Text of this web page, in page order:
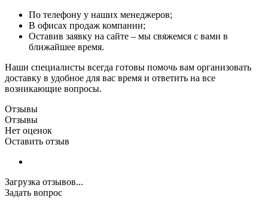
По телефону у наших менеджеров;
В офисах продаж компании;
Оставив заявку на сайте – мы свяжемся с вами в
ближайшее время.
Наши специалисты всегда готовы помочь вам организовать
доставку в удобное для вас время и ответить на все
возникающие вопросы.
Отзывы
Отзывы
Нет оценок
Оставить отзыв
Загрузка отзывов...
Задать вопрос